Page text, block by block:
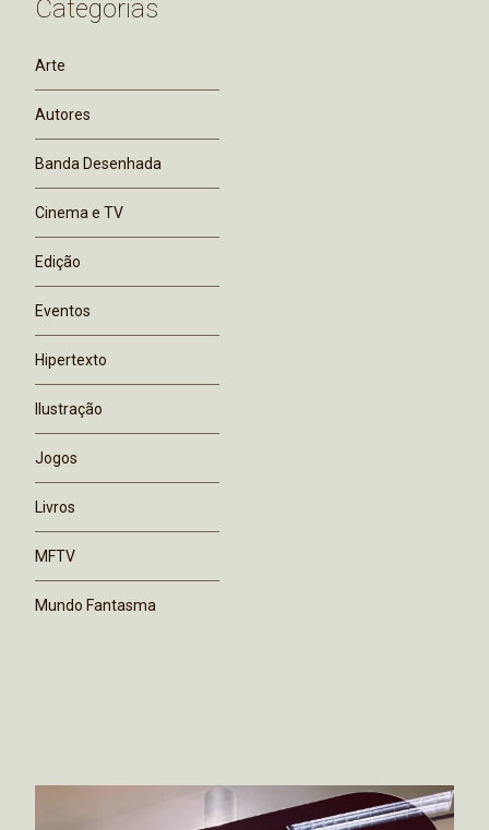
Categorias
Arte
Autores
Banda Desenhada
Cinema e TV
Edição
Eventos
Hipertexto
Ilustração
Jogos
Livros
MFTV
Mundo Fantasma